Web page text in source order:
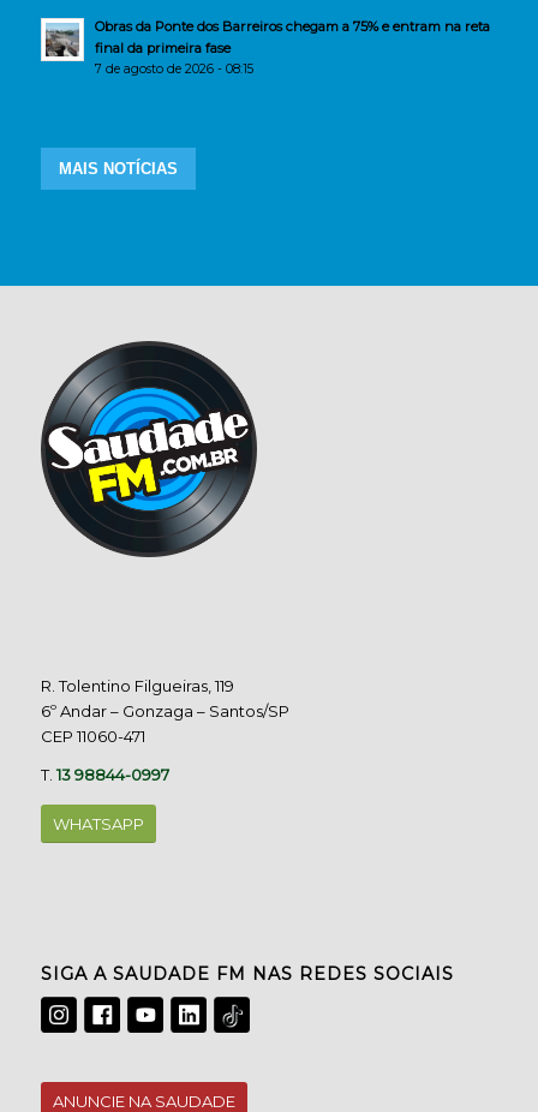
Obras da Ponte dos Barreiros chegam a 75% e entram na reta
final da primeira fase
7 de agosto de 2026 - 08:15
MAIS NOTÍCIAS
R. Tolentino Filgueiras, 119
6º Andar – Gonzaga – Santos/SP
CEP 11060-471
T.13 98844-0997
WHATSAPP
SIGA A SAUDADE FM NAS REDES SOCIAIS
ANUNCIE NA SAUDADE